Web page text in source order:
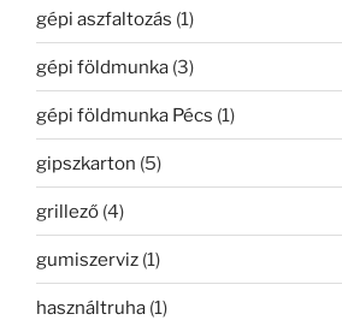
gépi aszfaltozás (1)
gépi földmunka (3)
gépi földmunka Pécs (1)
gipszkarton (5)
grillező (4)
gumiszerviz (1)
használtruha (1)